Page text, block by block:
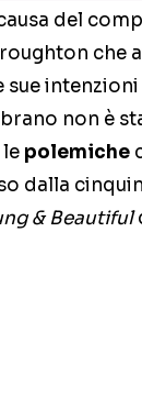
del
che
sue
non è
polemiche
dalla
& Beautiful